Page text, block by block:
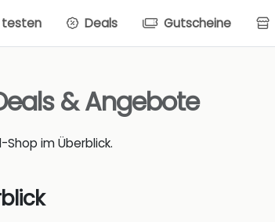
testen Deals Gutscheine
& Angebote
im Überblick.